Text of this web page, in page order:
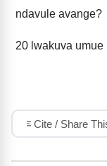
ndavule avange?
20 lwakuva
Cite / Share